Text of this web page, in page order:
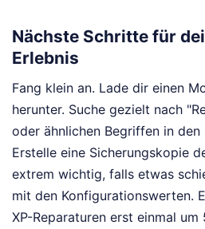
Nächste Schritte für
Erlebnis
Fang klein an. Lade dir einen
herunter. Suche gezielt nach
oder ähnlichen Begriffen in
Erstelle eine Sicherungskopie
extrem wichtig, falls etwas
mit den Konfigurationswerten.
XP-Reparaturen erst einmal um